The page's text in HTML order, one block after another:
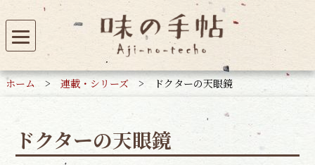
ホーム > 連載・シリーズ > ドクターの天眼鏡
ドクターの天眼鏡